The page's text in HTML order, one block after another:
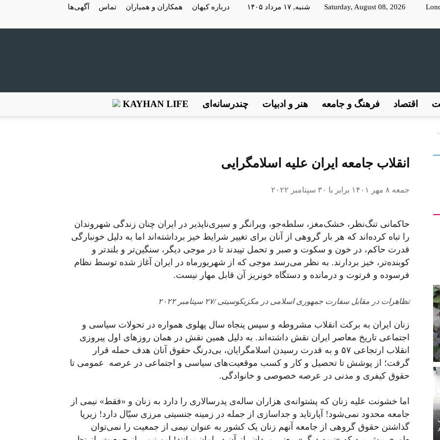
Saturday, August 08, 2026 شنبه, ۱۷ مرداد ۱۴۰۵ درباره کیهان همکاران و همیاران تماس آگهی‌ها
KayhanLondon
کیهان
لندن
KAYHAN LIFE چندرسانه‌ای هنر و ادبیات فرهنگ و جامعه اقتصاد
انقلاب جامعه ایران علیه اسلامگرایی
جمعه ۸ مهر ۱۴۰۱ برابر با ۳۰ سپتامبر ۲۰۲۲
حاکمانی تنگ‌نظر، خشک‌مغز، سلطه‌جو، ویرانگر و سیری‌ناپذیر در ایران چنان زندگی شهروندان
را تباه کرده‌اند که هر بار گروهی از آنان برای تغییر شرایط خیز برداشته‌اند اما به دلیل خونبارگی
قدرت حاکم، در خون و سکوت و صبر و تحمل تپیدند تا در موجی دیگر، سنگین‌تر و بلند‌تر و
کوبنده‌تر، خیز بردارند. به نظر می‌رسد موجی که از شهریورماه در ایران آغاز شده توسط نظام
فرسوده و فرتوت و درمانده‌ و دستگاه خونریز آن قابل مهار نیست.
تظاهرات در مقابل سفارت جمهوری اسلامی در مکزیکوسیتی /۲۷ سپتامبر ۲۰۲۲
زنان ایران به برکت انقلاب مشروطه و سپس پنجاه سال پهلوی همواره در تحولات سیاسی و
اجتماعی تاریخ معاصر ایران نقش داشته‌اند. به دلیل همین نقش در همان روزهای اول پیروزی
انقلاب ارتجاعی ۵۷ و به قدرت رسیدن اسلامگرایان، بی‌درنگ حقوق آنان هدف حمله قرار
گرفت؛ از پوشش تا تحصیل و کار و کسب موقعیت‌های سیاسی و اجتماعی در عرصه عمومی تا
حقوق کیفری و مدنی در عرصه خصوصی و خانوادگی.
اما خشونت علیه زنان که پشتوانه‌ی هزاران ساله‌ی پدرسالاری را دارد به زنان و «فقط»‌ نیمی از
جامعه محدود نمی‌شود! آپارتاید و جداسازی از جمله در زمینه جنسیتی مرزی سیّال دارد! زیرپا
گذاشتن حقوق گروهی از جامعه آنهم زنان یک کشور به عنوان نیمی از جمعیت را نمی‌توان